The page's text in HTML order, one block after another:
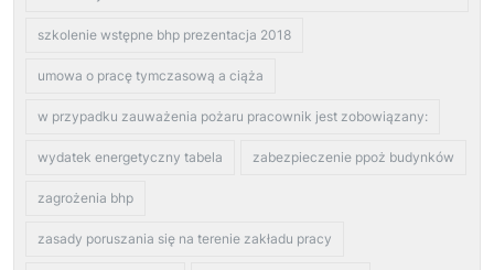
szkolenie wstępne bhp prezentacja 2018
umowa o pracę tymczasową a ciąża
w przypadku zauważenia pożaru pracownik jest zobowiązany:
wydatek energetyczny tabela zabezpieczenie ppoż budynków
zagrożenia bhp
zasady poruszania się na terenie zakładu pracy